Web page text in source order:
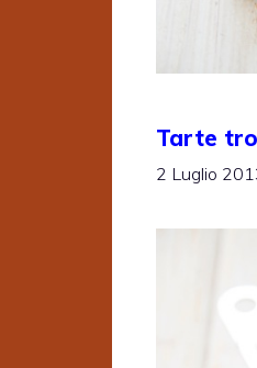
Tarte
2 Luglio